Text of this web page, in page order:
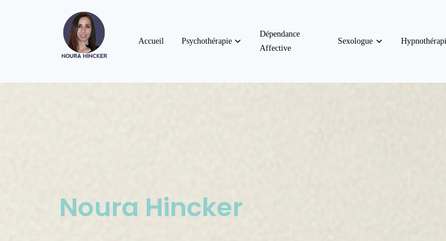
Accueil Psychothérapie
Dépendance
Affective
Sexologue
Noura Hincker